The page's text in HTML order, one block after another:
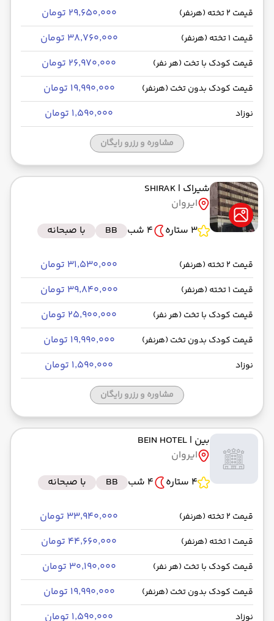
قیمت 2 تخته (هرنفر) ۲۹٬۶۵۰٬۰۰۰ تومان
قیمت 1 تخته (هرنفر) ۳۸٬۷۶۰٬۰۰۰ تومان
قیمت کودک با تخت (هر نفر) ۲۶٬۹۷۰٬۰۰۰ تومان
قیمت کودک بدون تخت (هرنفر) ۱۹٬۹۹۰٬۰۰۰ تومان
نوزاد ۱٬۵۹۰٬۰۰۰ تومان
مشاوره و رزرو رایگان
شیراک | SHIRAK
ایروان
3 ستاره
4 شب BB با صبحانه
قیمت 2 تخته (هرنفر) ۳۱٬۵۳۰٬۰۰۰ تومان
قیمت 1 تخته (هرنفر) ۳۹٬۸۴۰٬۰۰۰ تومان
قیمت کودک با تخت (هر نفر) ۲۵٬۹۰۰٬۰۰۰ تومان
قیمت کودک بدون تخت (هرنفر) ۱۹٬۹۹۰٬۰۰۰ تومان
نوزاد ۱٬۵۹۰٬۰۰۰ تومان
مشاوره و رزرو رایگان
بین | BEIN HOTEL
ایروان
4 ستاره
4 شب BB با صبحانه
قیمت 2 تخته (هرنفر) ۳۳٬۹۴۰٬۰۰۰ تومان
قیمت 1 تخته (هرنفر) ۴۴٬۶۶۰٬۰۰۰ تومان
قیمت کودک با تخت (هر نفر) ۳۰٬۱۹۰٬۰۰۰ تومان
قیمت کودک بدون تخت (هرنفر) ۱۹٬۹۹۰٬۰۰۰ تومان
نوزاد ۱٬۵۹۰٬۰۰۰ تومان